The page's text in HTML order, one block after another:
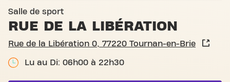
Salle de sport
RUE DE LA LIBÉRATION
Rue de la Libération 0, 77220 Tournan-en-Brie
Lu au Di: 06h00 à 22h30